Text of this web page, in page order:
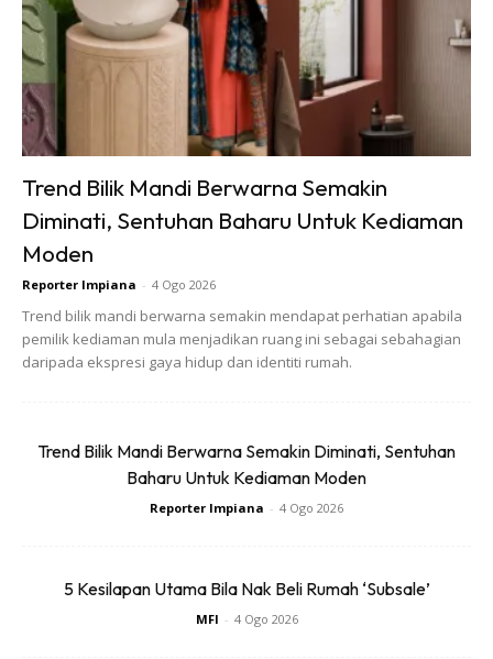
“Melalui Into the Ocean: Journey Beneath, kami mahu
membuka dunia itu dengan cara yang terasa lebih dekat
dan nyata.
“Kerjasama dengan OceanX membolehkan kami membina
pameran ini berasaskan misi, penyelidikan dan penemuan
sebenar yang menggabungkan ilmu sains serta semangat
penerokaan manusia.
“Kami berharap pengunjung bukan sahaja kagum dengan
keindahan lautan, tetapi turut menghargai peranannya
dalam menyokong kehidupan di bumi.”
Ads
Trend Bilik Mandi Berwarna Semakin
Diminati, Sentuhan Baharu Untuk Kediaman
Moden
Reporter Impiana - 4 Ogo 2026
Trend bilik mandi berwarna semakin mendapat perhatian apabila
pemilik kediaman mula menjadikan ruang ini sebagai sebahagian
daripada ekspresi gaya hidup dan identiti rumah.
Trend Bilik Mandi Berwarna Semakin Diminati, Sentuhan
Baharu Untuk Kediaman Moden
Reporter Impiana - 4 Ogo 2026
5 Kesilapan Utama Bila Nak Beli Rumah ‘Subsale’
MFI - 4 Ogo 2026